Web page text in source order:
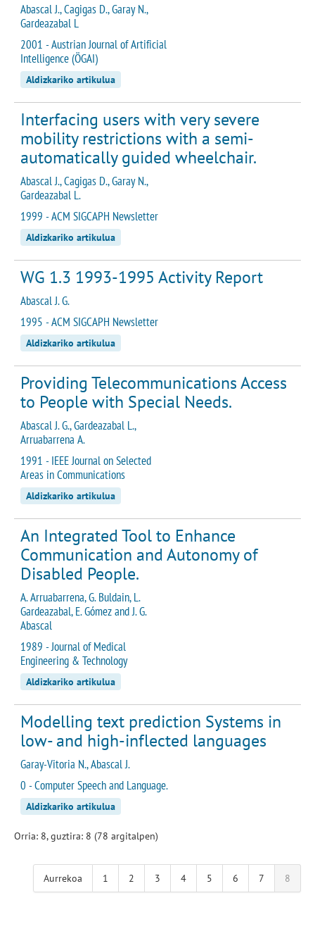
Abascal J., Cagigas D., Garay N.,
Gardeazabal L
2001 - Austrian Journal of Artificial
Intelligence (ÖGAI)
Aldizkariko artikulua
Interfacing users with very severe
mobility restrictions with a semi-
automatically guided wheelchair.
Abascal J., Cagigas D., Garay N.,
Gardeazabal L.
1999 - ACM SIGCAPH Newsletter
Aldizkariko artikulua
WG 1.3 1993-1995 Activity Report
Abascal J. G.
1995 - ACM SIGCAPH Newsletter
Aldizkariko artikulua
Providing Telecommunications Access
to People with Special Needs.
Abascal J. G., Gardeazabal L.,
Arruabarrena A.
1991 - IEEE Journal on Selected
Areas in Communications
Aldizkariko artikulua
An Integrated Tool to Enhance
Communication and Autonomy of
Disabled People.
A. Arruabarrena, G. Buldain, L.
Gardeazabal, E. Gómez and J. G.
Abascal
1989 - Journal of Medical
Engineering & Technology
Aldizkariko artikulua
Modelling text prediction Systems in
low- and high-inflected languages
Garay-Vitoria N., Abascal J.
0 - Computer Speech and Language.
Aldizkariko artikulua
Orria: 8, guztira: 8 (78 argitalpen)
Aurrekoa 1 2 3 4 5 6 7 8